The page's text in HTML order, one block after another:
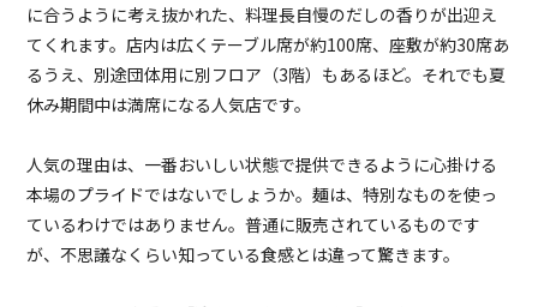
に合うように考え抜かれた、料理長自慢のだしの香りが出迎え
てくれます。店内は広くテーブル席が約100席、座敷が約30席あ
るうえ、別途団体用に別フロア（3階）もあるほど。それでも夏
休み期間中は満席になる人気店です。
人気の理由は、一番おいしい状態で提供できるように心掛ける
本場のプライドではないでしょうか。麺は、特別なものを使っ
ているわけではありません。普通に販売されているものです
が、不思議なくらい知っている食感とは違って驚きます。